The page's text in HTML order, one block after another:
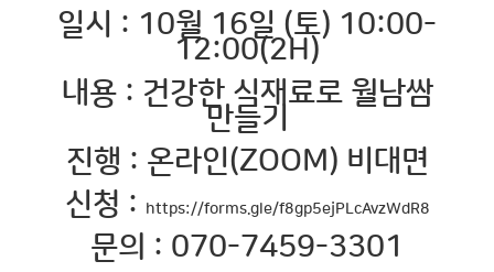
일시 : 10월 16일 (토) 10:00-
12:00(2H)
내용 : 건강한 식재료로 월남쌈
만들기
진행 : 온라인(ZOOM) 비대면
신청 :
https://forms.gle/f8gp5ejPLcAvzWdR8
문의 : 070-7459-3301